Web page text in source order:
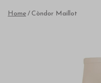
Bestel
Home Còndor Maillot